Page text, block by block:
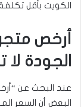
الكويت بأقل
الجودة
البعض أن السعر